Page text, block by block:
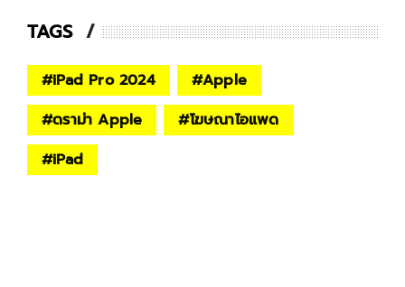
TAGS
#iPad Pro 2024 #Apple
#ดราม่า Apple #โฆษณาไอแพด
#iPad